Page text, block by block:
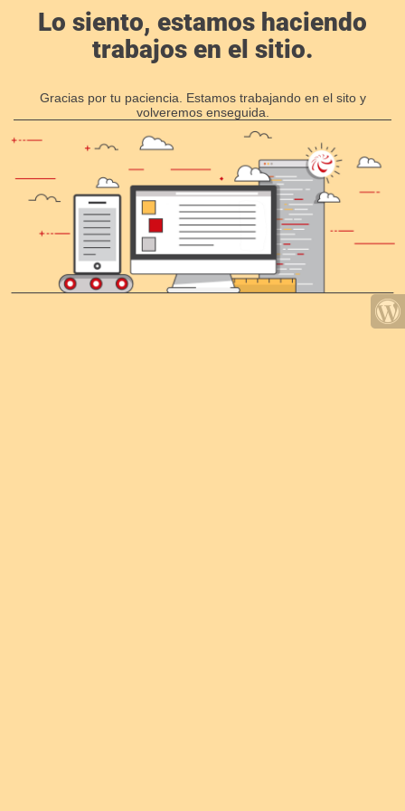
Lo siento, estamos haciendo
trabajos en el sitio.
Gracias por tu paciencia. Estamos trabajando en el sito y
volveremos enseguida.